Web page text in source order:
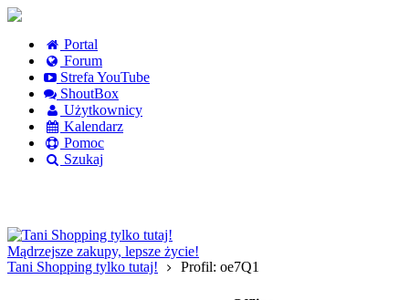
Portal
Forum
Strefa YouTube
ShoutBox
Użytkownicy
Kalendarz
Pomoc
Szukaj
Mądrzejsze zakupy, lepsze życie!
Tani Shopping tylko tutaj!
Profil: oe7Q1